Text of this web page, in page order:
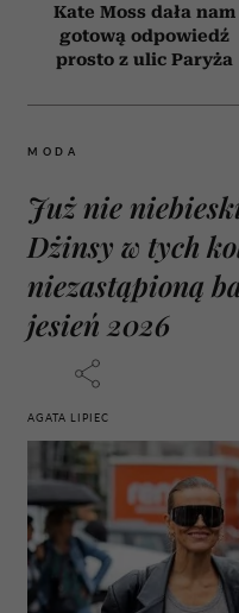
Kate Moss dała nam
gotową odpowiedź
prosto z ulic Paryża
MODA
Już nie
Dżinsy w tych
niezastąpioną
jesień 2026
AGATA LIPIEC